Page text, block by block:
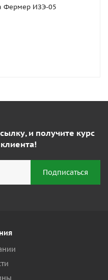
Фермер ИЗЭ-05
и получите курс